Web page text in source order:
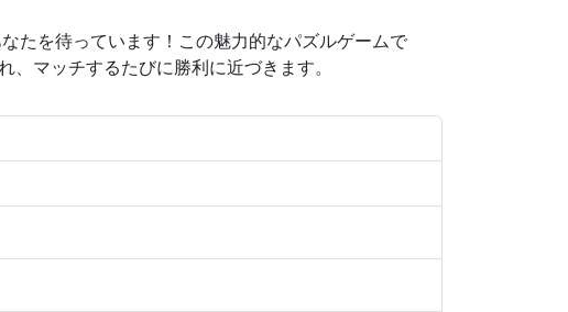
たを待っています！この魅力的なパズルゲームで
マッチするたびに勝利に近づきます。